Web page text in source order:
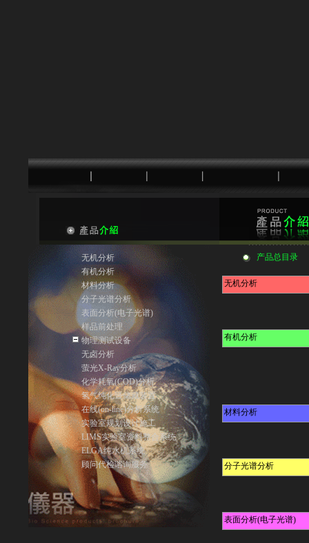
无机分析
有机分析
材料分析
分子光谱分析
表面分析(电子光谱)
样品前处理
物理测试设备
无卤分析
萤光X-Ray分析
化学耗氧(COD)分析
氢气纯化暨储藏装置
在线(on-line)分析系统
实验室规划设计施工
LIMS实验室资料整合系统
ELGA纯水机系统
顾问代检谘询服务
产品总目录
无机分析
有机分析
材料分析
分子光谱分析
表面分析(电子光谱)